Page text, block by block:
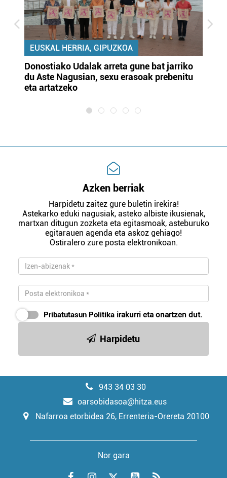
EUSKAL HERRIA, GIPUZKOA
Donostiako Udalak arreta gune bat jarriko
du Aste Nagusian, sexu erasoak prebenitu
eta artatzeko
Azken berriak
Harpidetu zaitez gure buletin irekira!
Astekarko eduki nagusiak, asteko albiste ikusienak,
martxan ditugun zozketa eta egitasmoak, asteburuko
egitarauen agenda eta askoz gehiago!
Ostiralero zure posta elektronikoan.
Pribatutasun Politika irakurri eta onartzen dut.
Harpidetu
943 34 03 30
oarsobidasoa@hitza.eus
Nafarroa etorbidea 26, Errenteria-Orereta 20100
Nor gara